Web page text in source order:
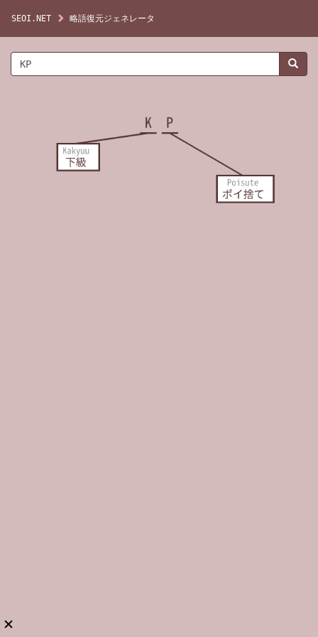
SEOI.NET 略語復元ジェネレータ